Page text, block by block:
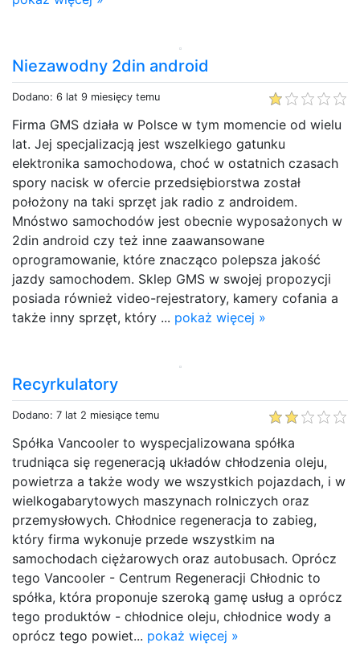
Niezawodny 2din android
Dodano: 6 lat 9 miesięcy temu
Firma GMS działa w Polsce w tym momencie od wielu
lat. Jej specjalizacją jest wszelkiego gatunku
elektronika samochodowa, choć w ostatnich czasach
spory nacisk w ofercie przedsiębiorstwa został
położony na taki sprzęt jak radio z androidem.
Mnóstwo samochodów jest obecnie wyposażonych w
2din android czy też inne zaawansowane
oprogramowanie, które znacząco polepsza jakość
jazdy samochodem. Sklep GMS w swojej propozycji
posiada również video-rejestratory, kamery cofania a
także inny sprzęt, który ... pokaż więcej »
Recyrkulatory
Dodano: 7 lat 2 miesiące temu
Spółka Vancooler to wyspecjalizowana spółka
trudniąca się regeneracją układów chłodzenia oleju,
powietrza a także wody we wszystkich pojazdach, i w
wielkogabarytowych maszynach rolniczych oraz
przemysłowych. Chłodnice regeneracja to zabieg,
który firma wykonuje przede wszystkim na
samochodach ciężarowych oraz autobusach. Oprócz
tego Vancooler - Centrum Regeneracji Chłodnic to
spółka, która proponuje szeroką gamę usług a oprócz
tego produktów - chłodnice oleju, chłodnice wody a
oprócz tego powiet... pokaż więcej »